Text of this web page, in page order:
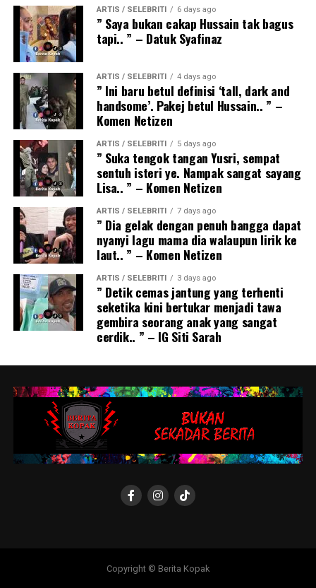
ARTIS / SELEBRITI 6 days ago
” Saya bukan cakap Hussain tak bagus
tapi.. ” – Datuk Syafinaz
ARTIS / SELEBRITI 4 days ago
” Ini baru betul definisi ‘tall, dark and
handsome’. Pakej betul Hussain.. ” –
Komen Netizen
ARTIS / SELEBRITI 5 days ago
” Suka tengok tangan Yusri, sempat
sentuh isteri ye. Nampak sangat sayang
Lisa.. ” – Komen Netizen
ARTIS / SELEBRITI 7 days ago
” Dia gelak dengan penuh bangga dapat
nyanyi lagu mama dia walaupun lirik ke
laut.. ” – Komen Netizen
ARTIS / SELEBRITI 3 days ago
” Detik cemas jantung yang terhenti
seketika kini bertukar menjadi tawa
gembira seorang anak yang sangat
cerdik.. ” – IG Siti Sarah
Copyright © Berita Kopak